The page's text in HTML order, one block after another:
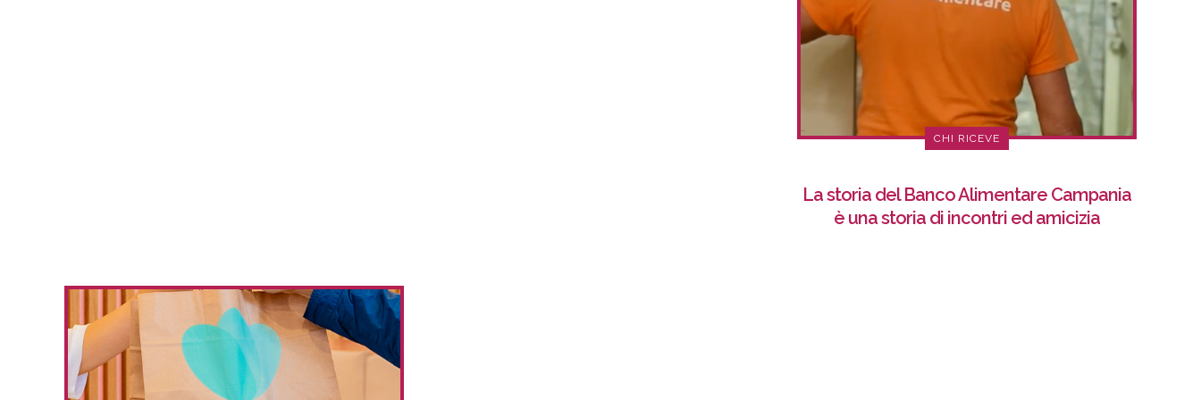
CHI RICEVE
La storia del Banco Alimentare Campania
è una storia di incontri ed amicizia